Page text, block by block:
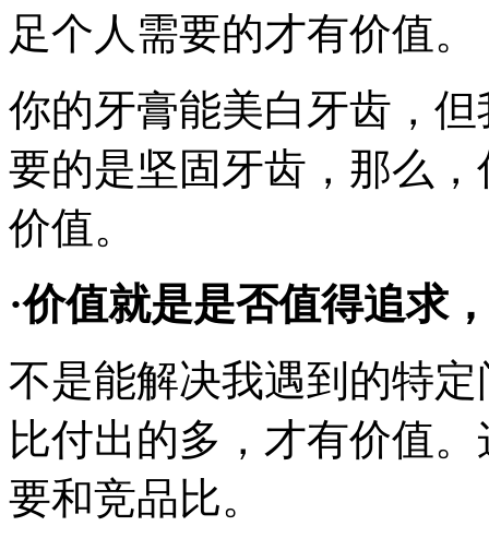
足个人需要的才有价值。
你的牙膏能美白牙齿，
要的是坚固牙齿，那么，
价值。
·价值就是是否值得追求
不是能解决我遇到的特
比付出的多，才有价值。
要和竞品比。